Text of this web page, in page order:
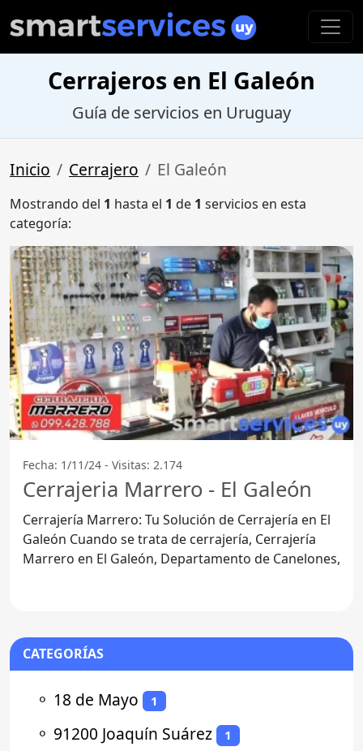
Cerrajeros en El Galeón
Guía de servicios en Uruguay
Inicio Cerrajero El Galeón
Mostrando del 1 hasta el 1 de 1 servicios en esta
categoría:
Fecha: 1/11/24 - Visitas: 2.174
Cerrajeria Marrero - El Galeón
Cerrajería Marrero: Tu Solución de Cerrajería en El
Galeón Cuando se trata de cerrajería, Cerrajería
Marrero en El Galeón, Departamento de Canelones,
CATEGORÍAS
⚬ 18 de Mayo 1
⚬ 91200 Joaquín Suárez 1